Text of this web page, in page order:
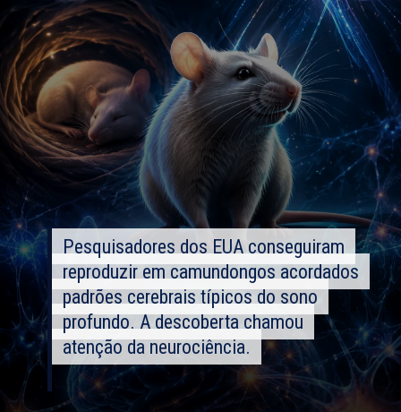
Pesquisadores dos EUA conseguiram
reproduzir em camundongos acordados
padrões cerebrais típicos do sono
profundo. A descoberta chamou
atenção da neurociência.
Pesquisadores dos EUA conseguiram
reproduzir em camundongos acordados
padrões cerebrais típicos do sono
profundo. A descoberta chamou
atenção da neurociência.